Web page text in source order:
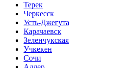
Терек
Черкесск
Усть-Джегута
Карачаевск
Зеленчукская
Учкекен
Сочи